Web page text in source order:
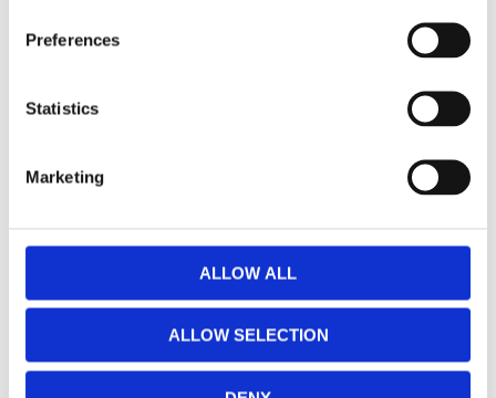
Preferences
Statistics
Marketing
ALLOW ALL
ALLOW SELECTION
Bli den första att lämna ett omdöme.